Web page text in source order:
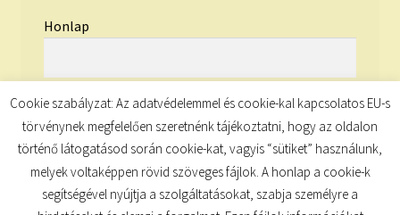
Honlap
Cookie szabályzat: Az adatvédelemmel és cookie-kal kapcsolatos EU-s
törvénynek megfelelően szeretnénk tájékoztatni, hogy az oldalon
történő látogatásod során cookie-kat, vagyis “sütiket” használunk,
melyek voltaképpen rövid szöveges fájlok. A honlap a cookie-k
segítségével nyújtja a szolgáltatásokat, szabja személyre a